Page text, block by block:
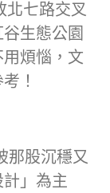
北七路交叉
生態公園
煩惱，文
！
那股沉穩又
」為主